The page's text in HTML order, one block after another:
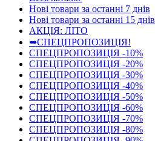
Нові товари за останнi 7 днiв
Нові товари за останнi 15 днiв
АКЦІЯ: ЛІТО
➥СПЕЦПРОПОЗИЦІЯ!
СПЕЦПРОПОЗИЦІЯ -10%
СПЕЦПРОПОЗИЦІЯ -20%
СПЕЦПРОПОЗИЦІЯ -30%
СПЕЦПРОПОЗИЦІЯ -40%
СПЕЦПРОПОЗИЦІЯ -50%
СПЕЦПРОПОЗИЦІЯ -60%
СПЕЦПРОПОЗИЦІЯ -70%
СПЕЦПРОПОЗИЦІЯ -80%